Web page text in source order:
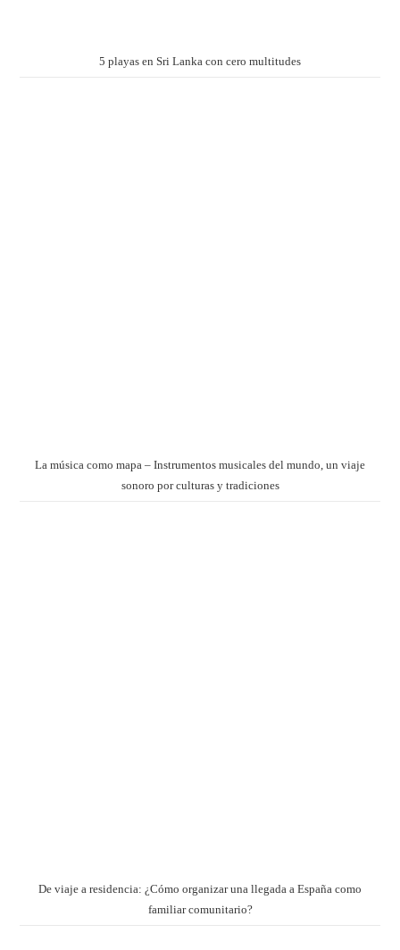
5 playas en Sri Lanka con cero multitudes
La música como mapa – Instrumentos musicales del mundo, un viaje
sonoro por culturas y tradiciones
De viaje a residencia: ¿Cómo organizar una llegada a España como
familiar comunitario?